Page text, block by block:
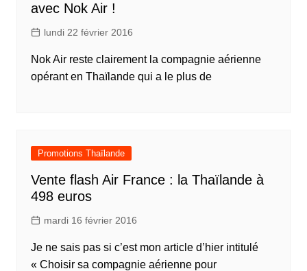
avec Nok Air !
lundi 22 février 2016
Nok Air reste clairement la compagnie aérienne
opérant en Thaïlande qui a le plus de
Promotions Thaïlande
Vente flash Air France : la Thaïlande à
498 euros
mardi 16 février 2016
Je ne sais pas si c’est mon article d’hier intitulé
« Choisir sa compagnie aérienne pour